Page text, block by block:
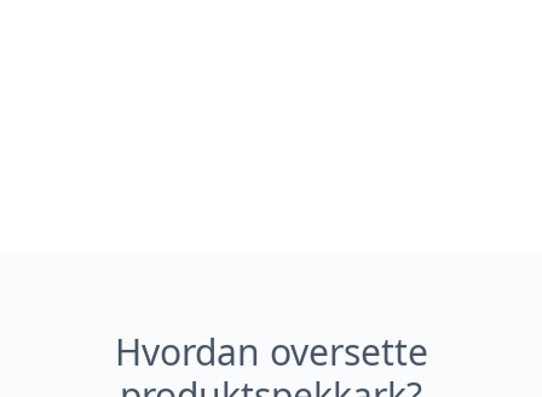
Hvordan oversette